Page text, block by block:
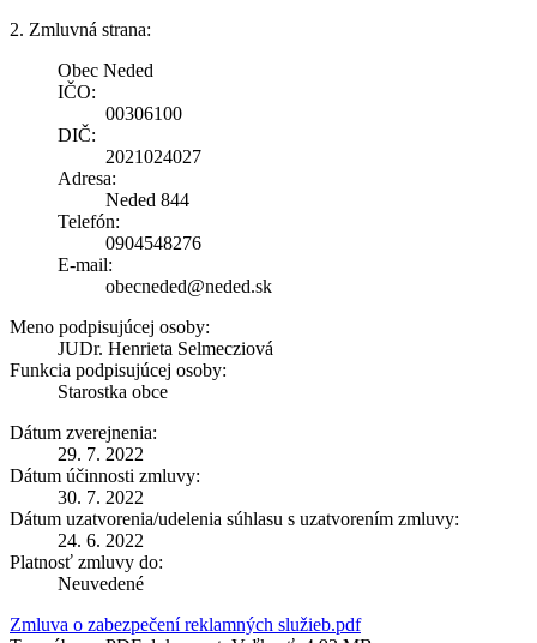
2. Zmluvná strana:
Obec Neded
IČO:
00306100
DIČ:
2021024027
Adresa:
Neded 844
Telefón:
0904548276
E-mail:
obecneded@neded.sk
Meno podpisujúcej osoby:
JUDr. Henrieta Selmecziová
Funkcia podpisujúcej osoby:
Starostka obce
Dátum zverejnenia:
29. 7. 2022
Dátum účinnosti zmluvy:
30. 7. 2022
Dátum uzatvorenia/udelenia súhlasu s uzatvorením zmluvy:
24. 6. 2022
Platnosť zmluvy do:
Neuvedené
Zmluva o zabezpečení reklamných služieb.pdf